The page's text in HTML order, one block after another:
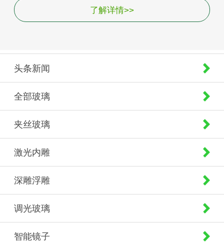
了解详情>>
头条新闻
全部玻璃
夹丝玻璃
激光内雕
深雕浮雕
调光玻璃
智能镜子